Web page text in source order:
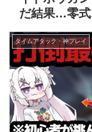
だ結果…零式
タイムアタック・神プレイ